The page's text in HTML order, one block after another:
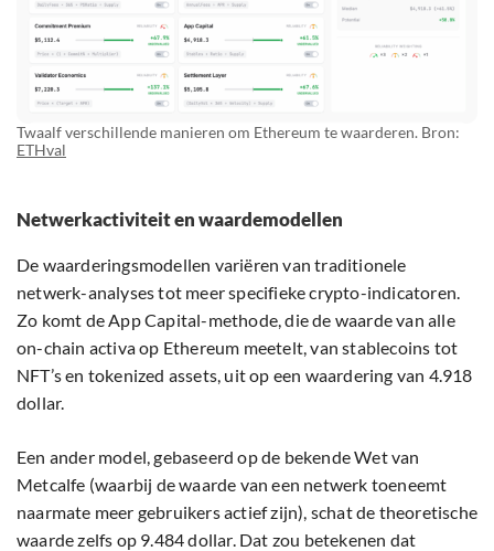
Twaalf verschillende manieren om Ethereum te waarderen. Bron:
ETHval
Netwerkactiviteit en waardemodellen
De waarderingsmodellen variëren van traditionele
netwerk-analyses tot meer specifieke crypto-indicatoren.
Zo komt de App Capital-methode, die de waarde van alle
on-chain activa op Ethereum meetelt, van stablecoins tot
NFT’s en tokenized assets, uit op een waardering van 4.918
dollar.
Een ander model, gebaseerd op de bekende Wet van
Metcalfe (waarbij de waarde van een netwerk toeneemt
naarmate meer gebruikers actief zijn), schat de theoretische
waarde zelfs op 9.484 dollar. Dat zou betekenen dat